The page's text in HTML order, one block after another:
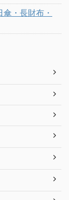
・長財布・